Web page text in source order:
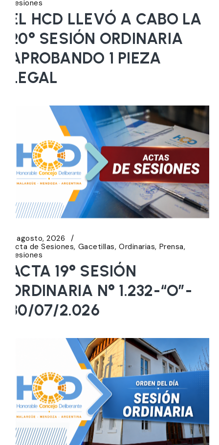
Sesiones
EL HCD LLEVÓ A CABO LA
20° SESIÓN ORDINARIA
APROBANDO 1 PIEZA
LEGAL
5 agosto, 2026
Acta de Sesiones Gacetillas Ordinarias Prensa
Sesiones
ACTA 19° SESIÓN
ORDINARIA N° 1.232-“O”-
30/07/2.026